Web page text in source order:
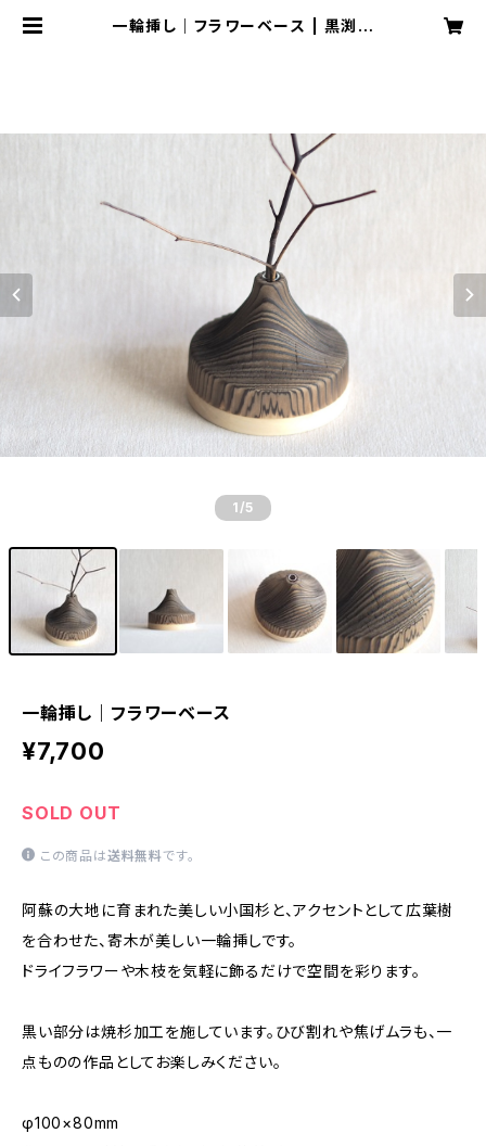
一輪挿し｜フラワーベース | 黒渕木
1 /5
一輪挿し｜フラワーベース
¥7,700
SOLD OUT
この商品は送料無料です。
阿蘇の大地に育まれた美しい小国杉と、アクセントとして広葉樹
を合わせた、寄木が美しい一輪挿しです。
ドライフラワーや木枝を気軽に飾るだけで空間を彩ります。
黒い部分は焼杉加工を施しています。ひび割れや焦げムラも、一
点ものの作品としてお楽しみください。
φ100×80mm